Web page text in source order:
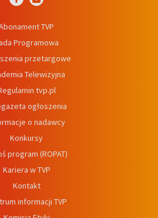
TVP
Programowa
przetargowe
Telewizyjna
tvp.pl
ogłoszenia
o nadawcy
Konkursy
program (ROPAT)
Kariera w TVP
Kontakt
informacji TVP